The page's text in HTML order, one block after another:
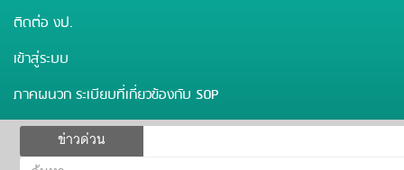
ติดต่อ งป.
เข้าสู่ระบบ
ภาคผนวก ระเบียบที่เกี่ยวข้องกับ SOP
ข่าวด่วน
ฟอร์ม